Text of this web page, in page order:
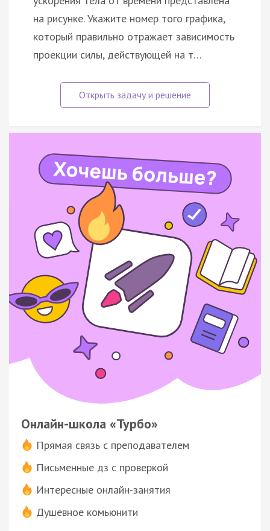
на рисунке. Укажите номер того графика,
который правильно отражает зависимость
проекции силы, действующей на т…
Онлайн-школа «Турбо»
Прямая связь с преподавателем
Письменные дз с проверкой
Интересные онлайн-занятия
Душевное комьюнити